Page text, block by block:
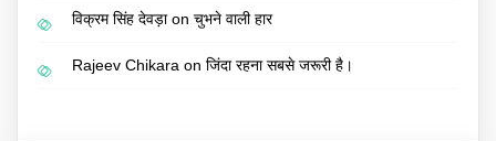
विक्रम सिंह देवड़ाon चुभने वाली हार
Rajeev Chikara on जिंदा रहना सबसे जरूरी है।